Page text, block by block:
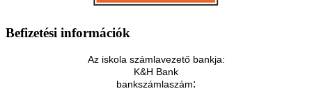
Befizetési információk
Az iskola számlavezető bankja:
K&H Bank
bankszámlaszám: